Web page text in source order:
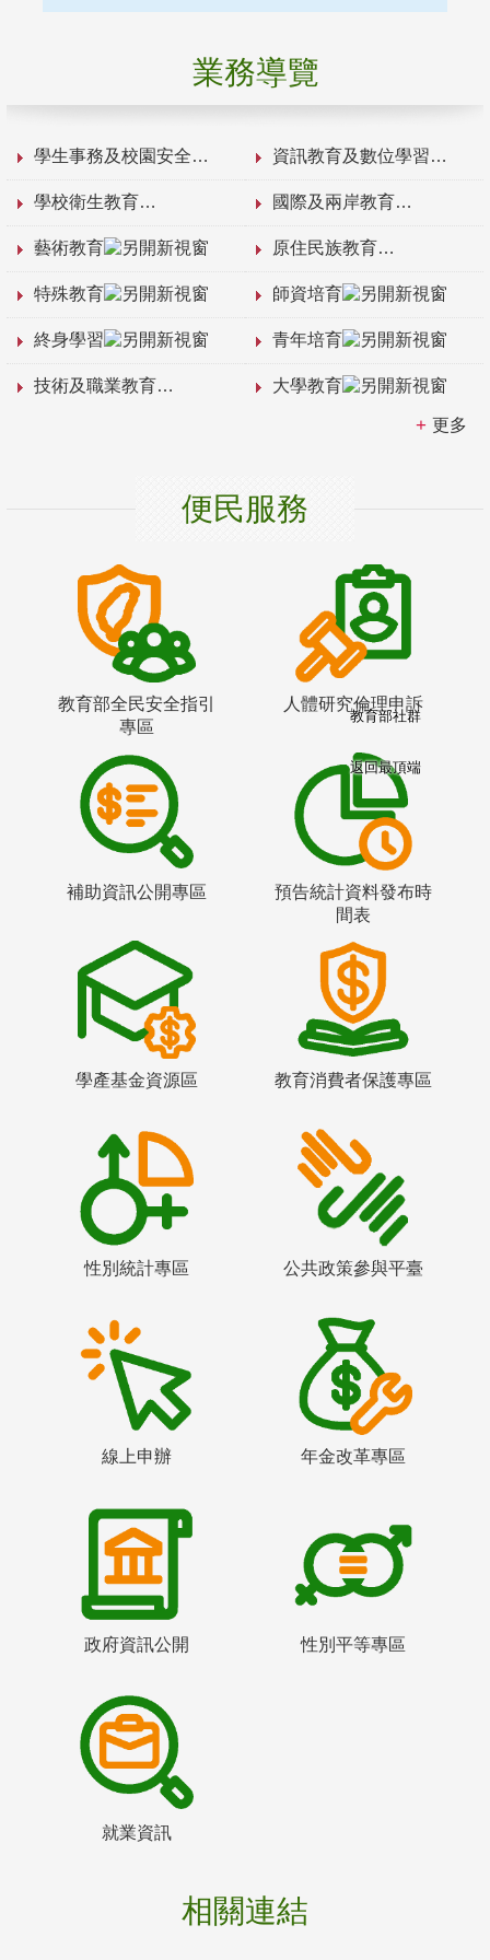
業務導覽
學生事務及校園安全 資訊教育及數位學習
學校衛生教育 國際及兩岸教育
藝術教育 原住民族教育
特殊教育 師資培育
終身學習 青年培育
技術及職業教育 大學教育
更多
便民服務
教育部全民安全指引
專區
人體研究倫理申訴
補助資訊公開專區
預告統計資料發布時
間表
學產基金資源區 教育消費者保護專區
性別統計專區 公共政策參與平臺
線上申辦 年金改革專區
政府資訊公開 性別平等專區
就業資訊
相關連結
教育部社群
返回最頂端